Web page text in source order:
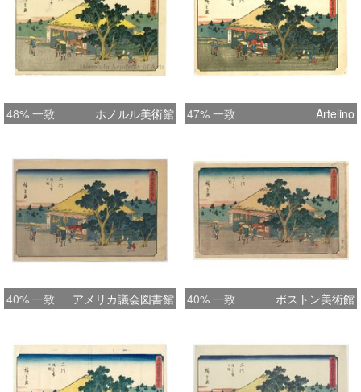
48% 一致 ホノルル美術館 47% 一致 Artelino
40% 一致 アメリカ議会図書館 40% 一致 ボストン美術館